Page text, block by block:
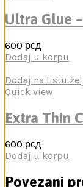
Ultra Glue
600 рсд
Dodaj u korpu
Dodaj na listu
Quick view
Extra Thin
600 рсд
Dodaj u korpu
Povezani